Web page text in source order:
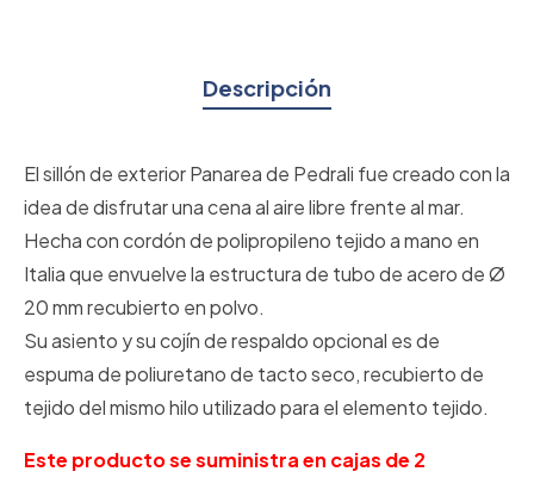
Descripción
El sillón de exterior Panarea de Pedrali fue creado con la
idea de disfrutar una cena al aire libre frente al mar.
Hecha con cordón de polipropileno tejido a mano en
Italia que envuelve la estructura de tubo de acero de Ø
20 mm recubierto en polvo.
Su asiento y su cojín de respaldo opcional es de
espuma de poliuretano de tacto seco, recubierto de
tejido del mismo hilo utilizado para el elemento tejido.
Este producto se suministra en cajas de 2